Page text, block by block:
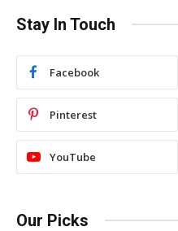
Stay In Touch
Facebook
Pinterest
YouTube
Our Picks